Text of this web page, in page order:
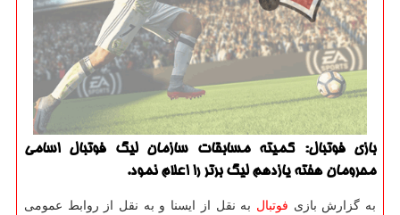
بازی فوتبال: كمیته مسابقات سازمان لیگ فوتبال اسامی
محرومان هفته یازدهم لیگ برتر را اعلام نمود.‏
به گزارش بازی فوتبال به نقل از ایسنا و به نقل از روابط عمومی